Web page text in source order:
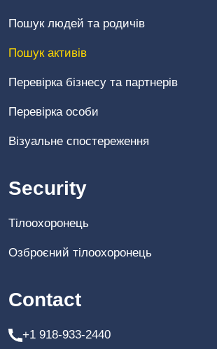
Пошук людей та родичів
Пошук активів
Перевірка бізнесу та партнерів
Перевірка особи
Візуальне спостереження
Security
Тілоохоронець
Озброєний тілоохоронець
Contact
+1 918-933-2440